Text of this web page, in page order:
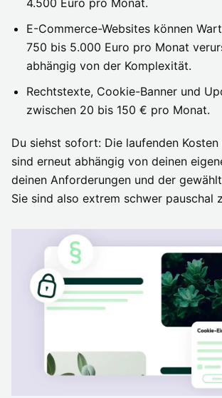
E-Commerce-Websites können
750 bis 5.000 Euro pro Monat
abhängig von der Komplexität.
Rechtstexte, Cookie-Banner und
zwischen 20 bis 150 € pro Monat.
Du siehst sofort: Die laufenden
sind erneut abhängig von deinen
deinen Anforderungen und der
Sie sind also extrem schwer pauschal